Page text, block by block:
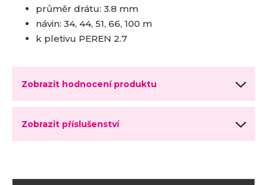
průměr drátu: 3.8 mm
návin: 34, 44, 51, 66, 100 m
k pletivu PEREN 2.7
Zobrazit hodnocení produktu
Zobrazit příslušenství